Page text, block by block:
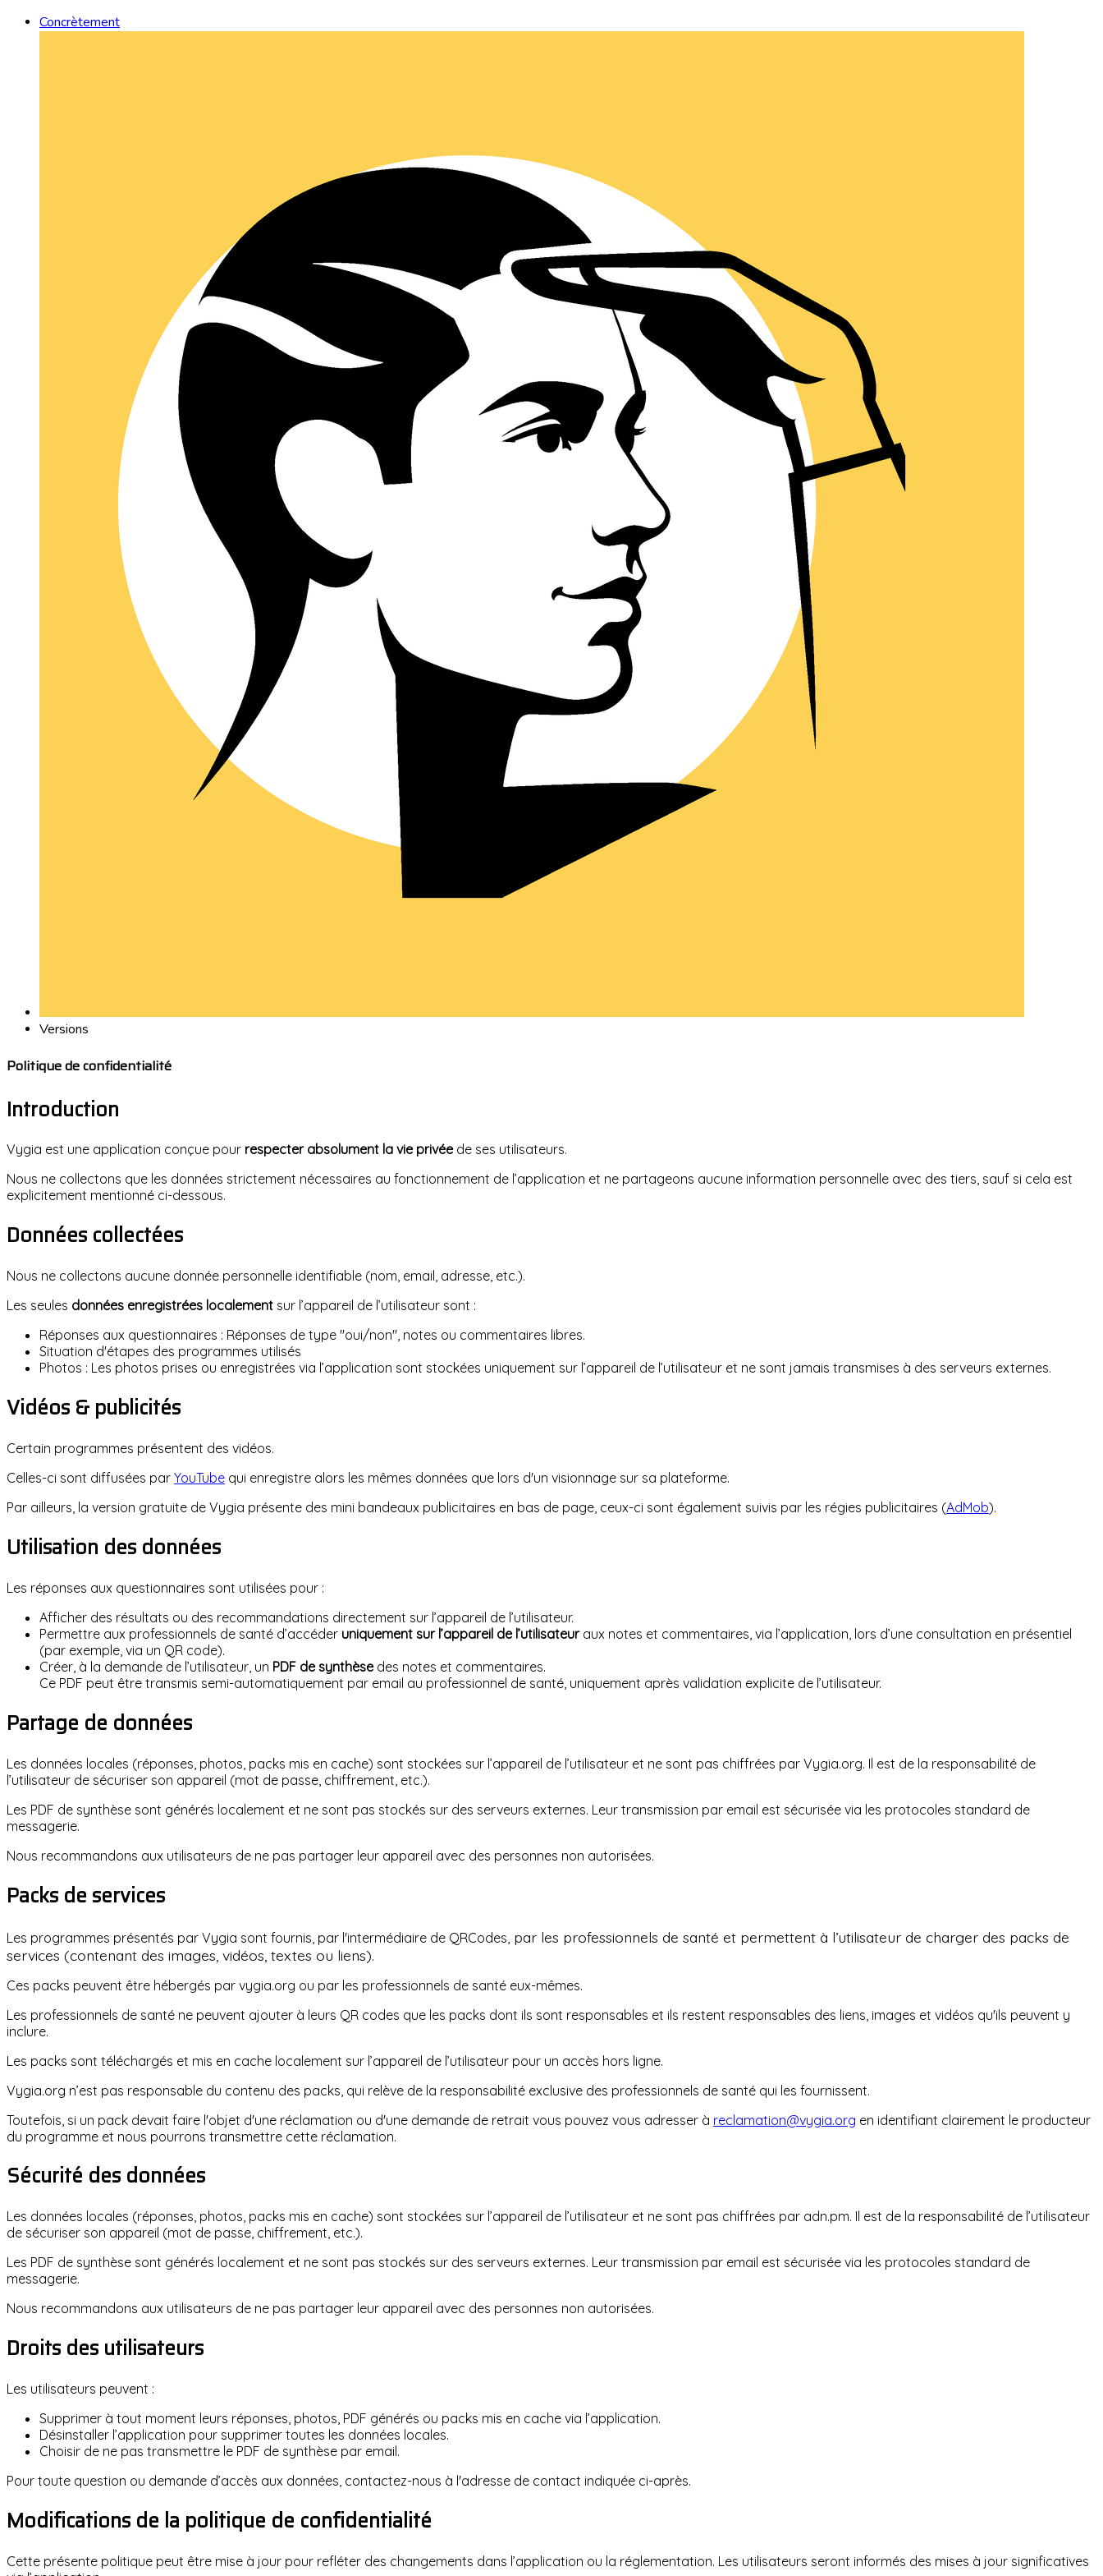
Concrètement
Versions
Politique de confidentialité
Introduction
Vygia est une application conçue pour respecter absolument la vie privéede ses utilisateurs.
Nous ne collectons que les données strictement nécessaires au fonctionnement de l’application et ne partageons aucune information personnelle avec des tiers, sauf si cela est
explicitement mentionné ci-dessous.
Données collectées
Nous ne collectons aucune donnée personnelle identifiable (nom, email, adresse, etc.).
Les seules données enregistrées localement sur l’appareil de l’utilisateur sont :
Réponses aux questionnaires : Réponses de type "oui/non", notes ou commentaires libres.
Situation d'étapes des programmes utilisés
Photos : Les photos prises ou enregistrées via l’application sont stockées uniquement sur l’appareil de l’utilisateur et ne sont jamais transmises à des serveurs externes.
Vidéos & publicités
Certain programmes présentent des vidéos.
Celles-ci sont diffusées par YouTube qui enregistre alors les mêmes données que lors d'un visionnage sur sa plateforme.
Par ailleurs, la version gratuite de Vygia présente des mini bandeaux publicitaires en bas de page, ceux-ci sont également suivis par les régies publicitaires (AdMob).
Utilisation des données
Les réponses aux questionnaires sont utilisées pour :
Afficher des résultats ou des recommandations directement sur l’appareil de l’utilisateur.
Permettre aux professionnels de santé d’accéder uniquement sur l’appareil de l’utilisateuraux notes et commentaires, via l’application, lors d’une consultation en présentiel
(par exemple, via un QR code).
Créer, à la demande de l’utilisateur, un PDF de synthèsedes notes et commentaires.
Ce PDF peut être transmis semi-automatiquement par email au professionnel de santé, uniquement après validation explicite de l’utilisateur.
Partage de données
Les données locales (réponses, photos, packs mis en cache) sont stockées sur l’appareil de l’utilisateur et ne sont pas chiffrées par Vygia.org. Il est de la responsabilité de
l’utilisateur de sécuriser son appareil (mot de passe, chiffrement, etc.).
Les PDF de synthèse sont générés localement et ne sont pas stockés sur des serveurs externes. Leur transmission par email est sécurisée via les protocoles standard de
messagerie.
Nous recommandons aux utilisateurs de ne pas partager leur appareil avec des personnes non autorisées.
Packs de services
Les programmes présentés par Vygia sont fournis, par l'intermédiaire de QRCodes, par les professionnels de santé et permettent à l’utilisateur de charger des packs de
services (contenant des images, vidéos, textes ou liens).
Ces packs peuvent être hébergés par vygia.org ou par les professionnels de santé eux-mêmes.
Les professionnels de santé ne peuvent ajouter à leurs QR codes que les packs dont ils sont responsables et ils restent responsables des liens, images et vidéos qu'ils peuvent y
inclure.
Les packs sont téléchargés et mis en cache localement sur l’appareil de l’utilisateur pour un accès hors ligne.
Vygia.org n’est pas responsable du contenu des packs, qui relève de la responsabilité exclusive des professionnels de santé qui les fournissent.
Toutefois, si un pack devait faire l'objet d'une réclamation ou d'une demande de retrait vous pouvez vous adresser à reclamation@vygia.org en identifiant clairement le producteur
du programme et nous pourrons transmettre cette réclamation.
Sécurité des données
Les données locales (réponses, photos, packs mis en cache) sont stockées sur l’appareil de l’utilisateur et ne sont pas chiffrées par adn.pm. Il est de la responsabilité de l’utilisateur
de sécuriser son appareil (mot de passe, chiffrement, etc.).
Les PDF de synthèse sont générés localement et ne sont pas stockés sur des serveurs externes. Leur transmission par email est sécurisée via les protocoles standard de
messagerie.
Nous recommandons aux utilisateurs de ne pas partager leur appareil avec des personnes non autorisées.
Droits des utilisateurs
Les utilisateurs peuvent :
Supprimer à tout moment leurs réponses, photos, PDF générés ou packs mis en cache via l’application.
Désinstaller l’application pour supprimer toutes les données locales.
Choisir de ne pas transmettre le PDF de synthèse par email.
Pour toute question ou demande d’accès aux données, contactez-nous à l'adresse de contact indiquée ci-après.
Modifications de la politique de confidentialité
Cette présente politique peut être mise à jour pour refléter des changements dans l’application ou la réglementation. Les utilisateurs seront informés des mises à jour significatives